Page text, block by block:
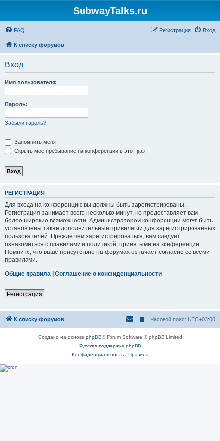
SubwayTalks.ru
FAQ Вход
Регистрация
К списку форумов
Вход
Имя пользователя:
Пароль:
Забыли пароль?
Запомнить меня
Скрыть моё пребывание на конференции в этот раз
РЕГИСТРАЦИЯ
Для входа на конференцию вы должны быть зарегистрированы.
Регистрация занимает всего несколько минут, но предоставляет вам
более широкие возможности. Администратором конференции могут быть
установлены также дополнительные привилегии для зарегистрированных
пользователей. Прежде чем зарегистрироваться, вам следует
ознакомиться с правилами и политикой, принятыми на конференции.
Помните, что ваше присутствие на форумах означает согласие со всеми
правилами.
Общие правила | Соглашение о конфиденциальности
Регистрация
К списку форумов Часовой пояс: UTC+03:00
Создано на основе phpBB® Forum Software © phpBB Limited
Русская поддержка phpBB
Конфиденциальность| Правила